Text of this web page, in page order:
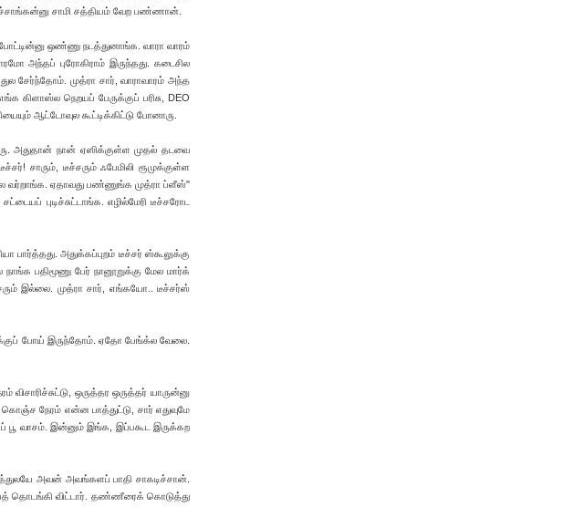
சாமி சத்தியம் வேற பண்ணான்.
ஒண்ணு நடத்துனாங்க. வாரா வாரம்
அந்தப் புரோகிராம் இருந்தது. கடைசில
சேர்ந்தோம். முத்ரா சார், வாராவாரம் அந்த
கிளாஸ்ல நெறயப் பேருக்குப் பரிசு, DEO
ஆட்டோவுல கூட்டிக்கிட்டு போனாரு.
அதுதான் நான் ஏஸிக்குள்ள முதல் தடவை
சாரும், டீச்சரும் ஃபேமிலி ரூமுக்குள்ள
வர்றாங்க. ஏதாவது பண்ணுங்க முத்ரா ப்ளீஸ்"
புடிச்சுட்டாங்க. எழில்மேரி டீச்சரோட
பார்த்தது. அதுக்கப்புறம் டீச்சர் ஸ்கூலுக்கு
பதிமூணு பேர் நானூறுக்கு மேல மார்க்
இல்லை. முத்ரா சார், எங்கயோ.. டீச்சர்ஸ்
போய் இருந்தோம். ஏதோ பேங்க்ல‌ வேலை.
ஒருத்தர ஒருத்தர் யாருன்னு
நேரம் என்ன பாத்துட்டு, சார் எதுவுமே
பூ வாசம். இன்னும் இங்க, இப்ப‌கூட இருக்கற
அவன் அவங்களப் பாதி சாகடிச்சான்.
தொடங்கி விட்டார். தண்ணீரைக் கொடுத்து